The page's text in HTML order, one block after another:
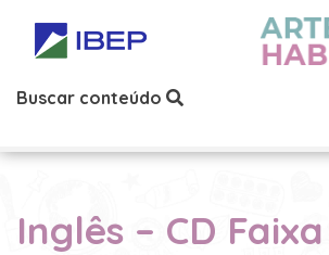
Buscar conteúdo
Inglês – CD